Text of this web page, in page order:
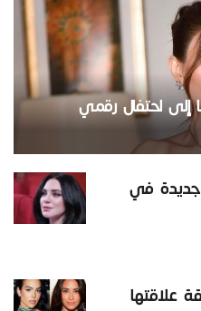
إلى احتفال رقمي
جديدة في
علاقتها